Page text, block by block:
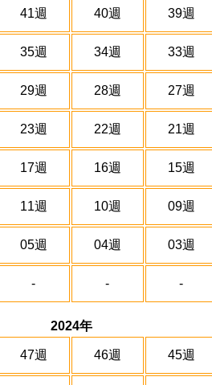
41週 40週 39週
35週 34週 33週
29週 28週 27週
23週 22週 21週
17週 16週 15週
11週 10週 09週
05週 04週 03週
- - -
2024年
47週 46週 45週